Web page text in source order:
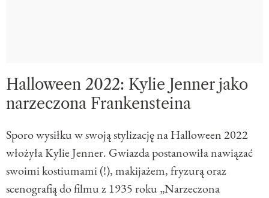
Halloween 2022: Kylie Jenner jako
narzeczona Frankensteina
Sporo wysiłku w swoją stylizację na Halloween 2022
włożyła Kylie Jenner. Gwiazda postanowiła nawiązać
swoimi kostiumami (!), makijażem, fryzurą oraz
scenografią do filmu z 1935 roku „Narzeczona